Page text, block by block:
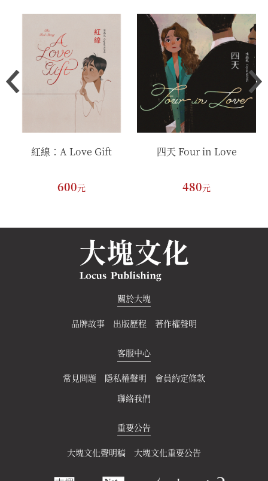
紅線：A Love Gift
600元
四天 Four in Love
480元
關於大塊
品牌故事 出版歷程 著作權聲明
客服中心
常見問題 隱私權聲明
會員約定條款
聯絡我們
重要公告
大塊文化聲明稿 大塊文化重要公告